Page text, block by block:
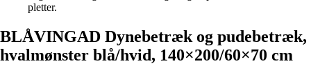
pletter.
BLÅVINGAD Dynebetræk og pudebetræk,
hvalmønster blå/hvid, 140×200/60×70 cm